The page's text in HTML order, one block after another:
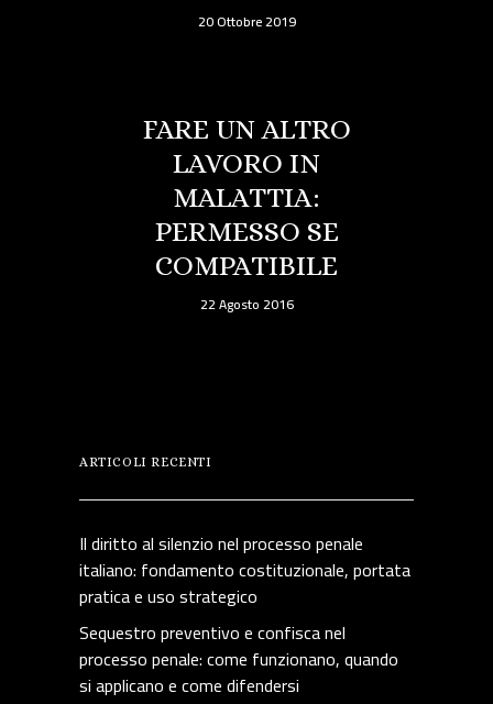
20 Ottobre 2019
FARE UN ALTRO
LAVORO IN
MALATTIA:
PERMESSO SE
COMPATIBILE
22 Agosto 2016
ARTICOLI RECENTI
Il diritto al silenzio nel processo penale
italiano: fondamento costituzionale, portata
pratica e uso strategico
Sequestro preventivo e confisca nel
processo penale: come funzionano, quando
si applicano e come difendersi